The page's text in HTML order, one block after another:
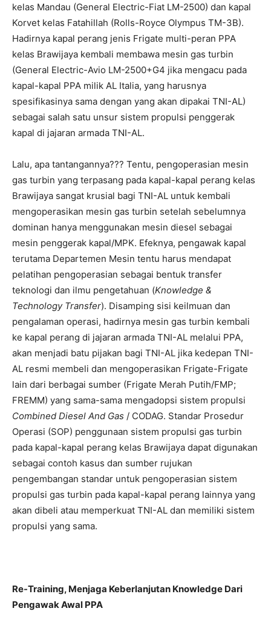
kelas Mandau (General Electric-Fiat LM-2500) dan kapal
Korvet kelas Fatahillah (Rolls-Royce Olympus TM-3B).
Hadirnya kapal perang jenis Frigate multi-peran PPA
kelas Brawijaya kembali membawa mesin gas turbin
(General Electric-Avio LM-2500+G4 jika mengacu pada
kapal-kapal PPA milik AL Italia, yang harusnya
spesifikasinya sama dengan yang akan dipakai TNI-AL)
sebagai salah satu unsur sistem propulsi penggerak
kapal di jajaran armada TNI-AL.
Lalu, apa tantangannya??? Tentu, pengoperasian mesin
gas turbin yang terpasang pada kapal-kapal perang kelas
Brawijaya sangat krusial bagi TNI-AL untuk kembali
mengoperasikan mesin gas turbin setelah sebelumnya
dominan hanya menggunakan mesin diesel sebagai
mesin penggerak kapal/MPK. Efeknya, pengawak kapal
terutama Departemen Mesin tentu harus mendapat
pelatihan pengoperasian sebagai bentuk transfer
teknologi dan ilmu pengetahuan (Knowledge &
Technology Transfer). Disamping sisi keilmuan dan
pengalaman operasi, hadirnya mesin gas turbin kembali
ke kapal perang di jajaran armada TNI-AL melalui PPA,
akan menjadi batu pijakan bagi TNI-AL jika kedepan TNI-
AL resmi membeli dan mengoperasikan Frigate-Frigate
lain dari berbagai sumber (Frigate Merah Putih/FMP;
FREMM) yang sama-sama mengadopsi sistem propulsi
Combined Diesel And Gas / CODAG. Standar Prosedur
Operasi (SOP) penggunaan sistem propulsi gas turbin
pada kapal-kapal perang kelas Brawijaya dapat digunakan
sebagai contoh kasus dan sumber rujukan
pengembangan standar untuk pengoperasian sistem
propulsi gas turbin pada kapal-kapal perang lainnya yang
akan dibeli atau memperkuat TNI-AL dan memiliki sistem
propulsi yang sama.
Re-Training, Menjaga Keberlanjutan Knowledge Dari
Pengawak Awal PPA